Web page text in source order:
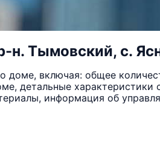
н. Тымовский, с.
включая: общее
детальные характеристики
информация об